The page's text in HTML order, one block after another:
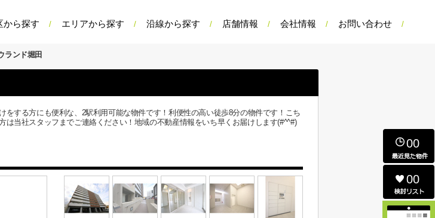
から探す エリアから探す 沿線から探す 店舗情報 会社情報 お問い合わせ
ランド堀田
する方にも便利な、2駅利用可能な物件です！利便性の高い徒歩8分の物件です！こち
当社スタッフまでご連絡ください！地域の不動産情報をいち早くお届けします(#^^#)
00
00